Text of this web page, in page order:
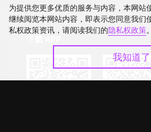
为提供您更多优质的服务与内容，本网
继续阅览本网站内容，即表示您同意我
私权政策资讯，请阅读我们的隐私权政策。
我知道了